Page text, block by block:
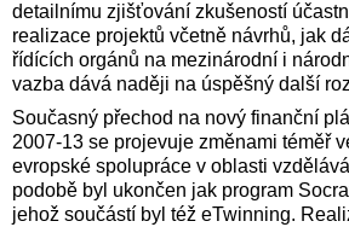
detailnímu zjišťování zkušeností
realizace projektů včetně návrhů, jak
řídících orgánů na mezinárodní i
vazba dává naději na úspěšný další
Současný přechod na nový finanční
2007-13 se projevuje změnami téměř
evropské spolupráce v oblasti
podobě byl ukončen jak program
jehož součástí byl též eTwinning.